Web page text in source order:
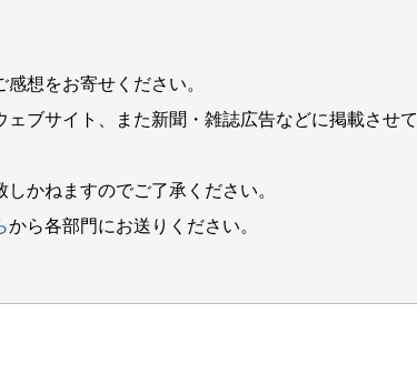
想をお寄せください。
ブサイト、また新聞・雑誌広告などに掲載させて
かねますのでご了承ください。
から各部門にお送りください。